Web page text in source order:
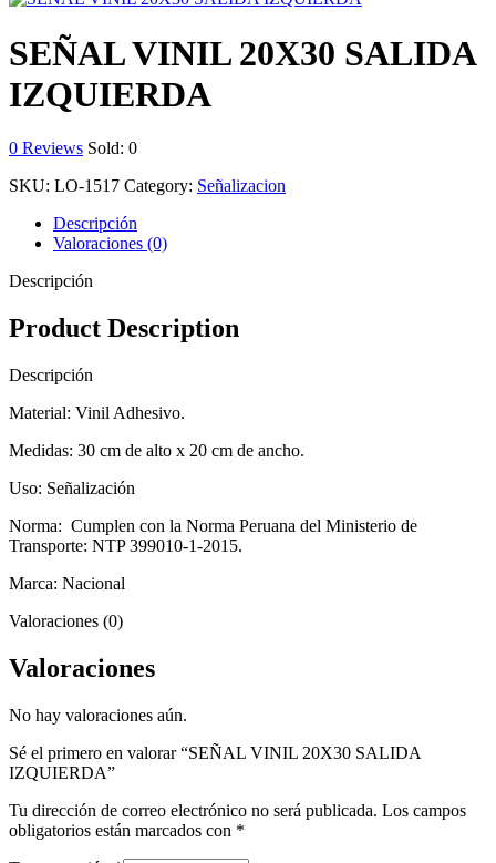
SEÑAL VINIL 20X30 SALIDA
IZQUIERDA
0 Reviews Sold: 0
SKU: LO-1517 Category: Señalizacion
Descripción
Valoraciones (0)
Descripción
Product Description
Descripción
Material: Vinil Adhesivo.
Medidas: 30 cm de alto x 20 cm de ancho.
Uso: Señalización
Norma: Cumplen con la Norma Peruana del Ministerio de
Transporte: NTP 399010-1-2015.
Marca: Nacional
Valoraciones (0)
Valoraciones
No hay valoraciones aún.
Sé el primero en valorar “SEÑAL VINIL 20X30 SALIDA
IZQUIERDA”
Tu dirección de correo electrónico no será publicada. Los campos
obligatorios están marcados con *